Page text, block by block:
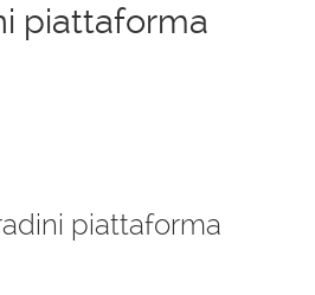
piattaforma
piattaforma